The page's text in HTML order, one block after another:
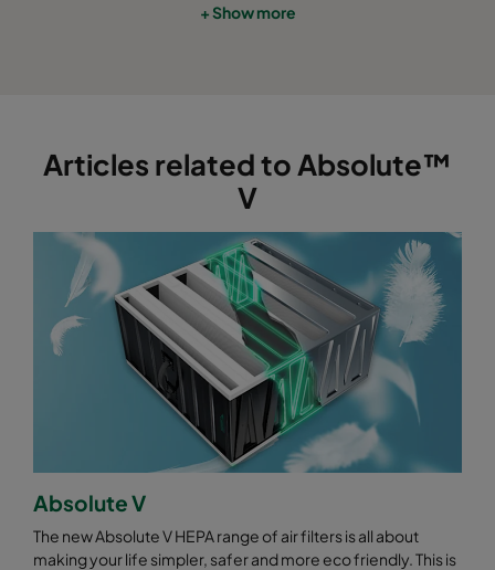
+ Show more
Articles related to Absolute™
V
Absolute V
The new Absolute V HEPA range of air filters is all about
making your life simpler, safer and more eco friendly. This is